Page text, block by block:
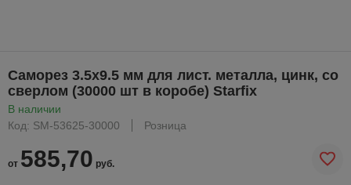
Саморез 3.5х9.5 мм для лист. металла, цинк, со
сверлом (30000 шт в коробе) Starfix
В наличии
Код: SM-53625-30000
Розница
от 585,70 руб.